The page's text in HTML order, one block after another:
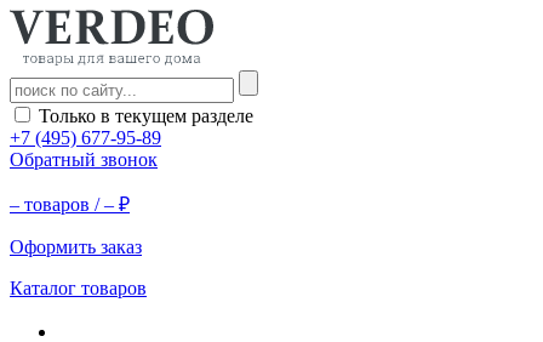
Только в текущем разделе
+7 (495) 677-95-89
Обратный звонок
– товаров /– ₽
Оформить заказ
Каталог товаров